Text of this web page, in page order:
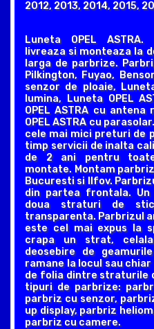
2012, 2013, 2014, 2015,
Luneta OPEL
livreaza si monteaza la
larga de parbrize.
Pilkington, Fuyao,
senzor de ploaie,
lumina, Luneta OPEL
OPEL ASTRA cu
OPEL ASTRA cu
cele mai mici preturi de
timp servicii de inalta
de 2 ani pentru
montate. Montam
Bucuresti si Ilfov.
din partea frontala.
doua straturi de
transparenta. Parbrizul
este cel mai expus la
crapa un strat,
deosebire de
ramane la locul sau
de folia dintre straturile
tipuri de parbrize:
parbriz cu senzor,
up display, parbriz
parbriz cu camere.